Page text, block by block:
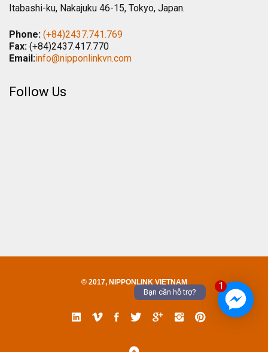
1
Bạn cần hỗ trợ?
Itabashi-ku, Nakajuku 46-15, Tokyo, Japan.
Phone: (+84)2437.741.769
Fax: (+84)2437.417.770
Email:info@nipponlinkvn.com
Follow Us
© 2017, NIPPONLINK VIETNAM
LinkedVimeoFacebook
TwitterGoogleInstgram
Pinterest